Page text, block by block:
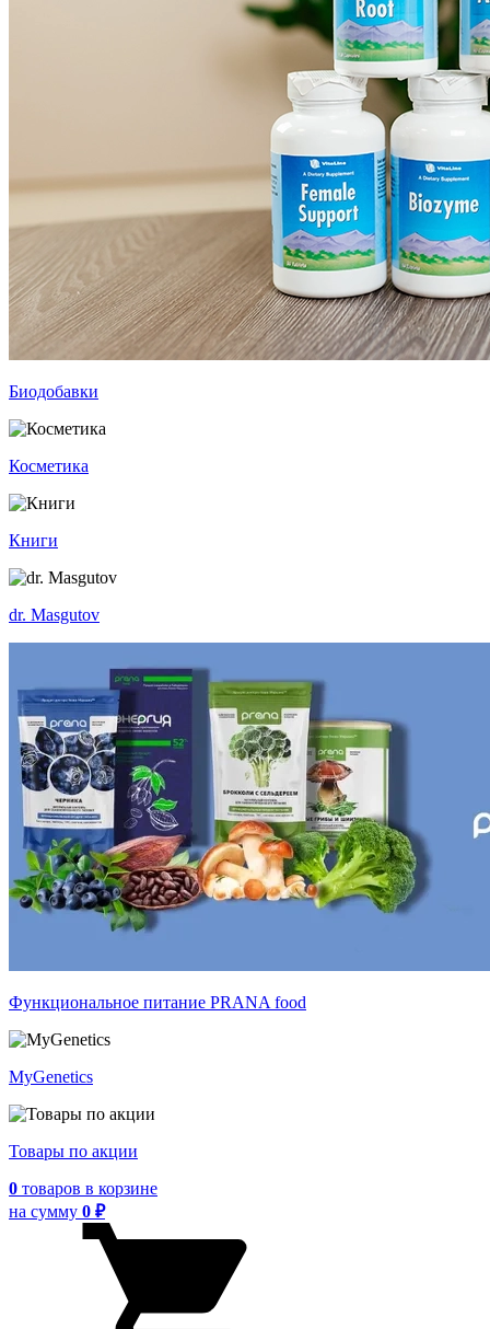
Биодобавки
Косметика
Книги
dr. Masgutov
Функциональное питание PRANA food
MyGenetics
Товары по акции
0 товаров в корзине
на сумму 0 ₽